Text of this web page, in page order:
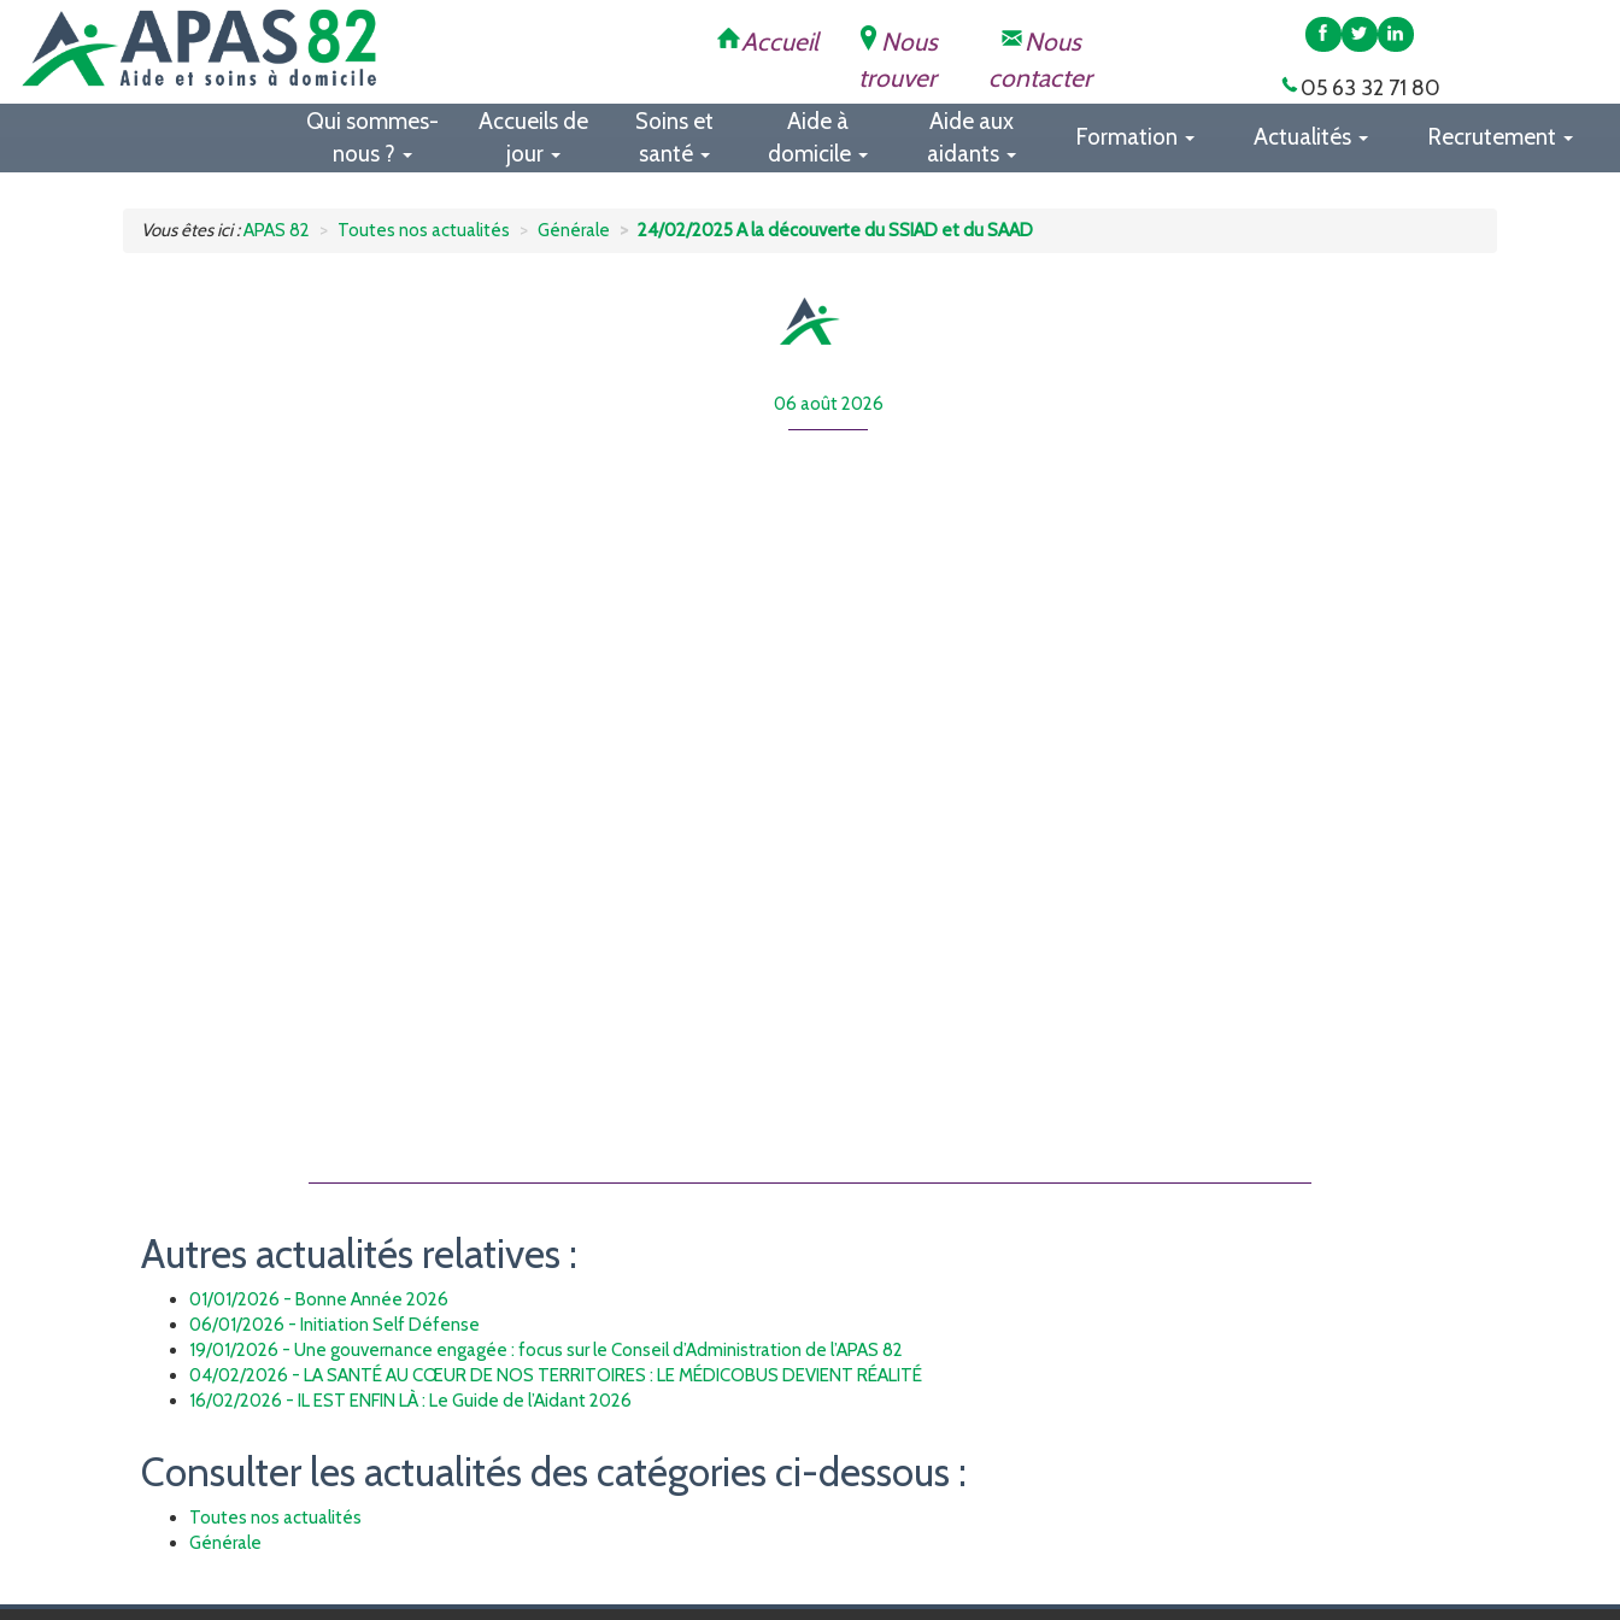
Accueil
Nous
trouver
Nous
contacter
APAS
sur
Facebook
APAS
sur
Twitter
APAS
sur
LinkedIn
05 63 32 71 80
Qui sommes-
nous ?
Accueils de
jour
Soins et
santé
Aide à
domicile
Aide aux
aidants
Formation Actualités Recrutement
Vous êtes ici :APAS 82 Toutes nos actualités Générale 24/02/2025 A la découverte du SSIAD et du SAAD
06 août 2026
Autres actualités relatives :
01/01/2026 - Bonne Année 2026
06/01/2026 - Initiation Self Défense
19/01/2026 - Une gouvernance engagée : focus sur le Conseil d’Administration de l’APAS 82
04/02/2026 - LA SANTÉ AU CŒUR DE NOS TERRITOIRES : LE MÉDICOBUS DEVIENT RÉALITÉ
16/02/2026 - IL EST ENFIN LÀ : Le Guide de l’Aidant 2026
Consulter les actualités des catégories ci-dessous :
Toutes nos actualités
Générale